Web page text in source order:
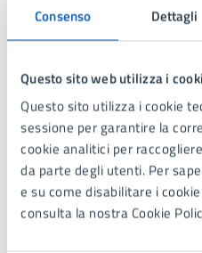
Consenso Dettagli
Questo sito web utilizza i
Questo sito utilizza i cookie
sessione per garantire la
cookie analitici per
da parte degli utenti. Per
e su come disabilitare i
consulta la nostra Cookie
Allegati
Locandina 25
internazionale per
contro le donne